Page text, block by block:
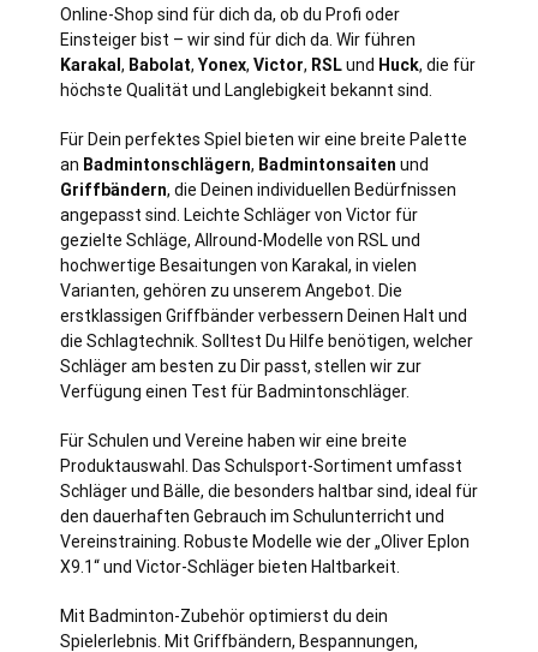
Online-Shop sind für dich da, ob du Profi oder
Einsteiger bist – wir sind für dich da. Wir führen
Karakal , Babolat, Yonex, Victor, RSLund Huck, die für
höchste Qualität und Langlebigkeit bekannt sind.
Für Dein perfektes Spiel bieten wir eine breite Palette
an Badmintonschlägern, Badmintonsaiten und
Griffbändern, die Deinen individuellen Bedürfnissen
angepasst sind. Leichte Schläger von Victor für
gezielte Schläge, Allround-Modelle von RSL und
hochwertige Besaitungen von Karakal, in vielen
Varianten, gehören zu unserem Angebot. Die
erstklassigen Griffbänder verbessern Deinen Halt und
die Schlagtechnik. Solltest Du Hilfe benötigen, welcher
Schläger am besten zu Dir passt, stellen wir zur
Verfügung einen Test für Badmintonschläger.
Für Schulen und Vereine haben wir eine breite
Produktauswahl. Das Schulsport-Sortiment umfasst
Schläger und Bälle, die besonders haltbar sind, ideal für
den dauerhaften Gebrauch im Schulunterricht und
Vereinstraining. Robuste Modelle wie der „Oliver Eplon
X9.1“ und Victor-Schläger bieten Haltbarkeit.
Mit Badminton-Zubehör optimierst du dein
Spielerlebnis. Mit Griffbändern, Bespannungen,